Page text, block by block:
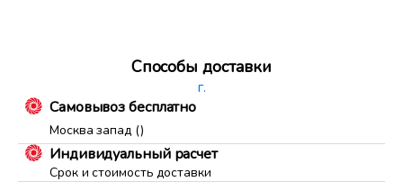
Способы доставки
г.
Самовывоз бесплатно
Москва запад ()
Индивидуальный расчет
Срок и стоимость доставки